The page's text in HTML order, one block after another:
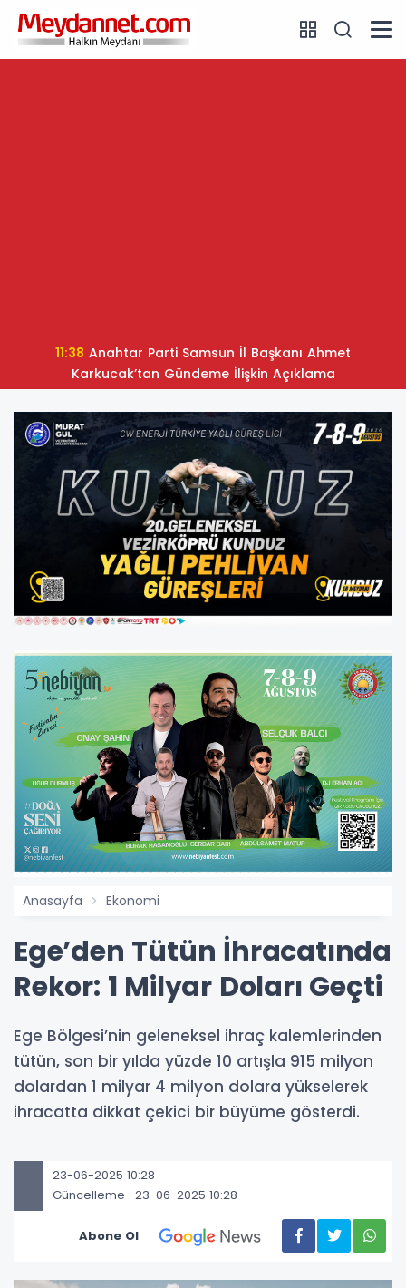
11:38
Karkucak’tan Gündeme İlişkin Açıklama
Anasayfa Ekonomi
Ege’den Tütün İhracatında
Rekor: 1 Milyar Doları Geçti
Ege Bölgesi’nin geleneksel ihraç kalemlerinden
tütün, son bir yılda yüzde 10 artışla 915 milyon
dolardan 1 milyar 4 milyon dolara yükselerek
ihracatta dikkat çekici bir büyüme gösterdi.
23-06-2025 10:28
Güncelleme : 23-06-2025 10:28
Abone Ol